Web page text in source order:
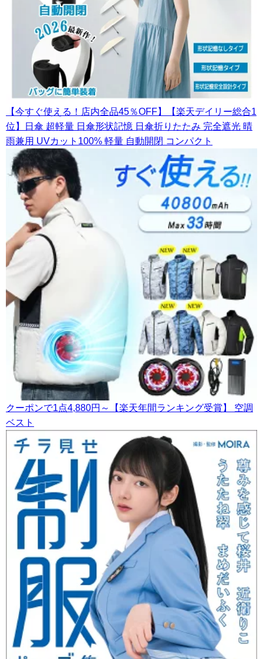
【今すぐ使える！店内全品45％OFF】【楽天デイリー総合1
位】日傘 超軽量 日傘形状記憶 日傘折りたたみ 完全遮光 晴
雨兼用 UVカット100% 軽量 自動開閉 コンパクト
クーポンで1点4,880円～【楽天年間ランキング受賞】 空調
ベスト